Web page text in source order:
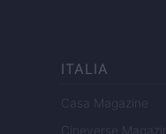
ITALIA
Casa Magazine
Cineverse